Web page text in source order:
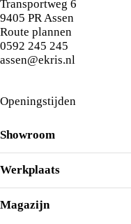
Transportweg 6
9405 PRAssen
Route plannen
0592 245 245
assen@ekris.nl
Openingstijden
Showroom
Werkplaats
Magazijn